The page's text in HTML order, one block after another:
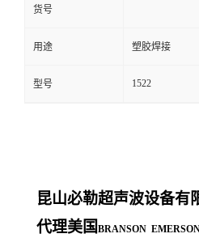
货号
用途 塑胶焊接
型号 1522
昆山必勒超声波设备有
代理美国 BRANSON